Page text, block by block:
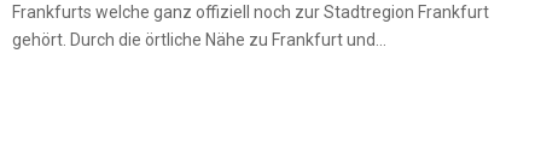
Frankfurts welche ganz offiziell noch zur Stadtregion Frankfurt
gehört. Durch die örtliche Nähe zu Frankfurt und...